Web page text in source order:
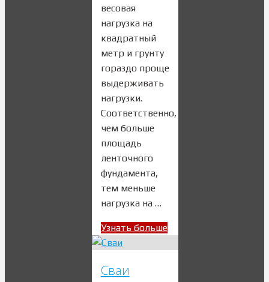
весовая
нагрузка на
квадратный
метр и грунту
гораздо проще
выдерживать
нагрузки.
Соответственно,
чем больше
площадь
ленточного
фундамента,
тем меньше
нагрузка на …
Узнать больше
Сваи